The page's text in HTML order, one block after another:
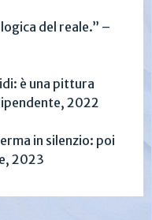
del reale.” –
è una pittura
2022
in silenzio: poi
2023